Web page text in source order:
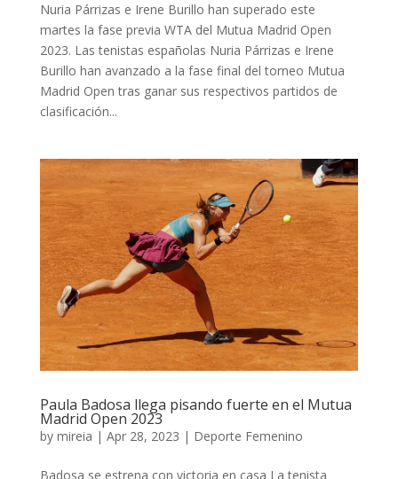
Nuria Párrizas e Irene Burillo han superado este
martes la fase previa WTA del Mutua Madrid Open
2023. Las tenistas españolas Nuria Párrizas e Irene
Burillo han avanzado a la fase final del torneo Mutua
Madrid Open tras ganar sus respectivos partidos de
clasificación...
Paula Badosa llega pisando fuerte en el Mutua
Madrid Open 2023
by mireia | Apr 28, 2023 | Deporte Femenino
Badosa se estrena con victoria en casa La tenista